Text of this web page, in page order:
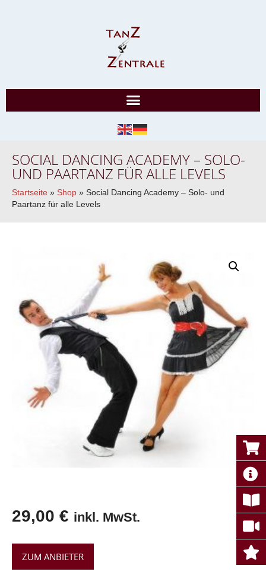
SOCIAL DANCING ACADEMY – SOLO-
UND PAARTANZ FÜR ALLE LEVELS
Startseite » Shop » Social Dancing Academy – Solo- und
Paartanz für alle Levels
29,00 € inkl. MwSt.
ZUM ANBIETER